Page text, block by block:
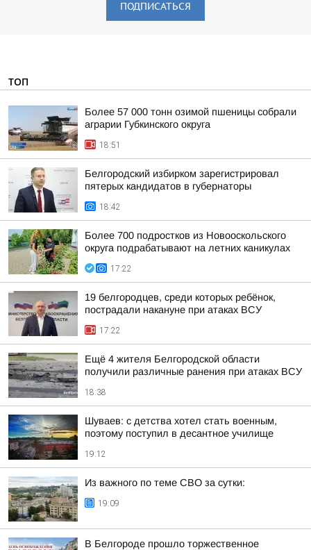
ПОДПИСАТЬСЯ
ТОП
Более 57 000 тонн озимой пшеницы собрали
аграрии Губкинского округа
18:51
Белгородский избирком зарегистрировал
пятерых кандидатов в губернаторы
18:42
Более 700 подростков из Новооскольского
округа подрабатывают на летних каникулах
17:22
19 белгородцев, среди которых ребёнок,
пострадали накануне при атаках ВСУ
17:22
Ещё 4 жителя Белгородской области
получили различные ранения при атаках ВСУ
18:38
Шуваев: с детства хотел стать военным,
поэтому поступил в десантное училище
19:12
Из важного по теме СВО за сутки:
19:09
В Белгороде прошло торжественное